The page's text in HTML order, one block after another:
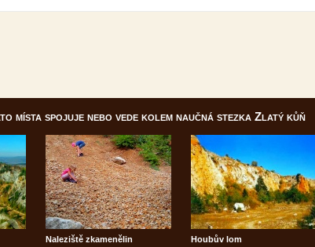
místa spojuje nebo vede kolem naučná stezka Zlatý kůň
Naleziště zkamenělin Houbův lom